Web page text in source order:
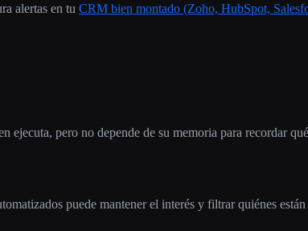
alertas en tu CRM bien montado (Zoho, HubSpot,
pero no depende de su memoria para recordar
puede mantener el interés y filtrar quiénes